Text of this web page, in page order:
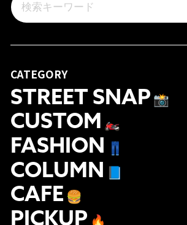
CATEGORY
STREET SNAP 📸
CUSTOM 🏍
FASHION 👖
COLUMN
CAFE 🍔
PICKUP 🔥